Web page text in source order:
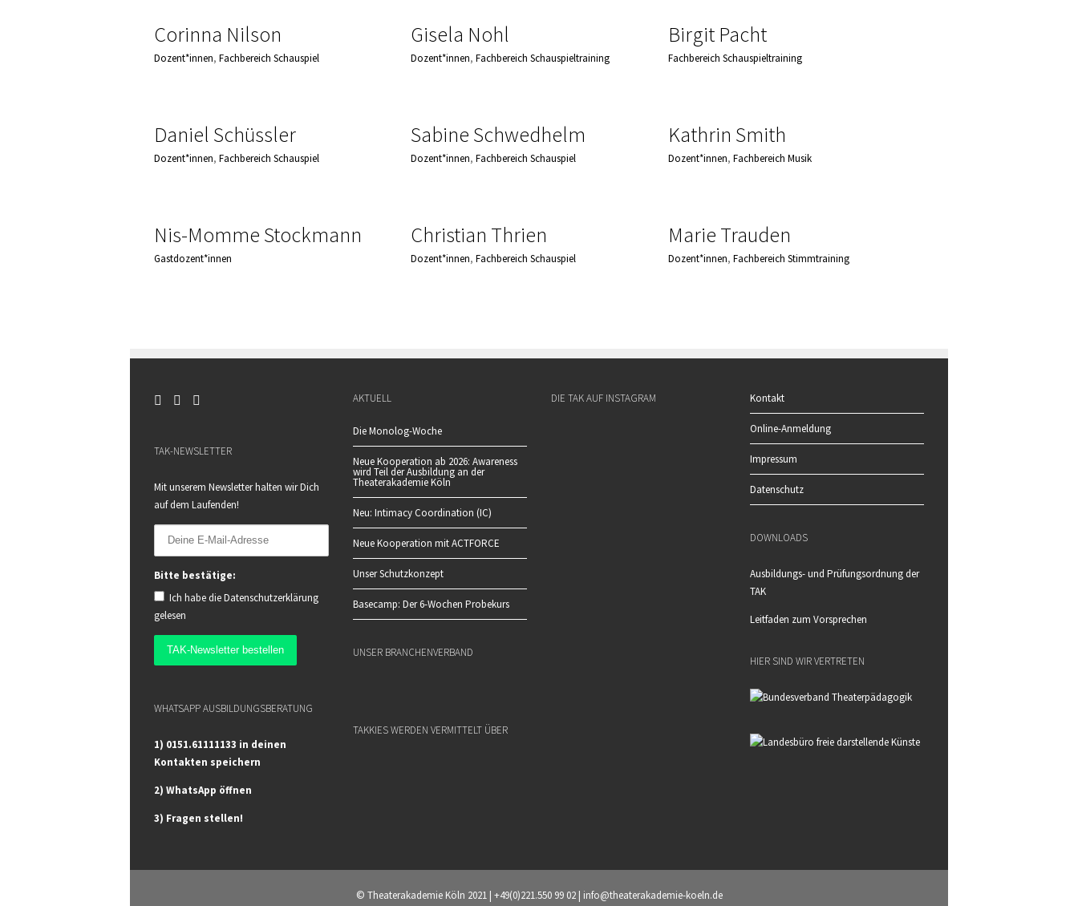
Corinna Nilson
Dozent*innen, Fachbereich Schauspiel
Gisela Nohl
Dozent*innen,Fachbereich Schauspieltraining
Birgit Pacht
Fachbereich Schauspieltraining
Daniel Schüssler
Dozent*innen, Fachbereich Schauspiel
Sabine Schwedhelm
Dozent*innen,Fachbereich Schauspiel
Kathrin Smith
Dozent*innen, Fachbereich Musik
Nis-Momme Stockmann
Gastdozent*innen
Christian Thrien
Dozent*innen,Fachbereich Schauspiel
Marie Trauden
Dozent*innen, Fachbereich Stimmtraining
TAK-NEWSLETTER
Mit unserem Newsletter halten wir Dich
auf dem Laufenden!
Bitte bestätige:
Ich habe dieDatenschutzerklärung
gelesen
WHATSAPP AUSBILDUNGSBERATUNG
1) 0151.61111133 in deinen
Kontakten speichern
2) WhatsApp öffnen
3) Fragen stellen!
AKTUELL
Die Monolog-Woche
Neue Kooperation ab 2026: Awareness
wird Teil der Ausbildung an der
Theaterakademie Köln
Neu: Intimacy Coordination (IC)
Neue Kooperation mit ACTFORCE
Unser Schutzkonzept
Basecamp: Der 6-Wochen Probekurs
UNSER BRANCHENVERBAND
TAKKIES WERDEN VERMITTELT ÜBER
DIE TAK AUF INSTAGRAM Kontakt
Online-Anmeldung
Impressum
Datenschutz
DOWNLOADS
Ausbildungs- und Prüfungsordnung der
TAK
Leitfaden zum Vorsprechen
HIER SIND WIR VERTRETEN
© Theaterakademie Köln 2021 | +49(0)221.550 99 02 | info@theaterakademie-koeln.de